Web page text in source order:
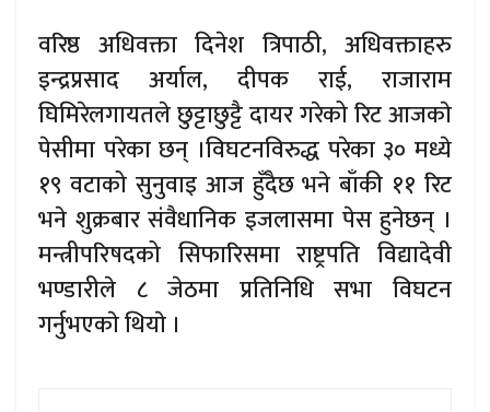
वरिष्ठ अधिवक्ता दिनेश त्रिपाठी, अधिवक्ताहरु
इन्द्रप्रसाद अर्याल, दीपक राई, राजाराम
घिमिरेलगायतले छुट्टाछुट्टै दायर गरेको रिट आजकाे
पेसीमा परेका छन् ।विघटनविरुद्ध परेका ३० मध्ये
१९ वटाको सुनुवाइ आज हुँदैछ भने बाँकी ११ रिट
भने शुक्रबार संवैधानिक इजलासमा पेस हुनेछन् ।
मन्त्रीपरिषदको सिफारिसमा राष्ट्रपति विद्यादेवी
भण्डारीले ८ जेठमा प्रतिनिधि सभा विघटन
गर्नुभएकाे थियाे ।